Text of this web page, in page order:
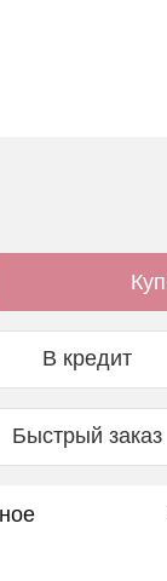
В кредит
Быстрый заказ